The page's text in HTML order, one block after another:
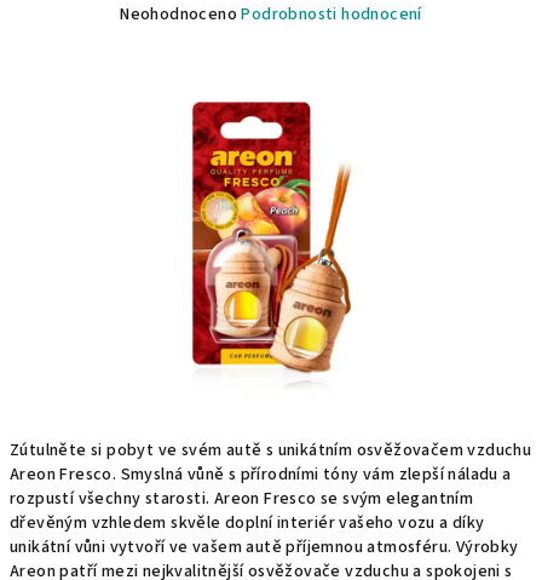
Zútulněte si pobyt ve svém autě s unikátním osvěžovačem vzduchu
Areon Fresco. Smyslná vůně s přírodními tóny vám zlepší náladu a
rozpustí všechny starosti. Areon Fresco se svým elegantním
dřevěným vzhledem skvěle doplní interiér vašeho vozu a díky
unikátní vůni vytvoří ve vašem autě příjemnou atmosféru. Výrobky
Areon patří mezi nejkvalitnější osvěžovače vzduchu a spokojeni s
Průměrné
hvězdiček.
Neohodnoceno Podrobnosti hodnocení